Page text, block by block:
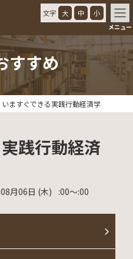
文字 大 中 小
メニュー
すすめ
いますぐできる実践行動経済学
践行動経済
月06日 (木) :00〜:00